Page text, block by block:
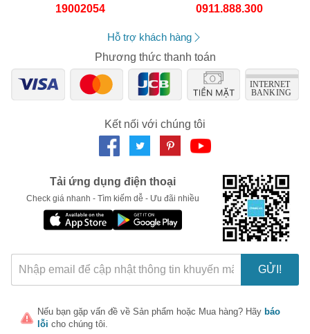
19002054
0911.888.300
Hỗ trợ khách hàng
Phương thức thanh toán
Kết nối với chúng tôi
Tải ứng dụng điện thoại
Check giá nhanh - Tìm kiếm dễ - Ưu đãi nhiều
GỬI!
Nếu bạn gặp vấn đề về Sản phẩm hoặc Mua hàng? Hãy báo
lỗi cho chúng tôi.
Số lần áp dụng:1lần
Chỉ áp dụng cho gian hàng:
LẤY MÃ NGAY